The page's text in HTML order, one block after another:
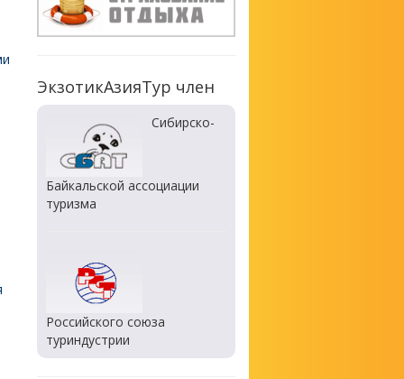
ЭкзотикАзияТур член
Сибирско-
Байкальской ассоциации
туризма
Российского союза
туриндустрии